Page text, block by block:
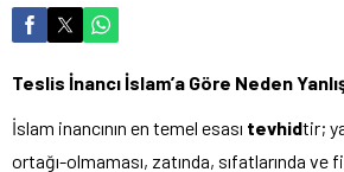
Teslis İnancı İslam’a Göre Neden
İslam inancının en temel esası tevhidtir;
ortağı-olmaması, zatında, sıfatlarında ve